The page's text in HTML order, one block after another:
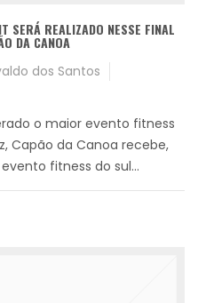
SERÁ REALIZADO NESSE FINAL
DA CANOA
dos Santos
o maior evento fitness
Capão da Canoa recebe,
fitness do sul...